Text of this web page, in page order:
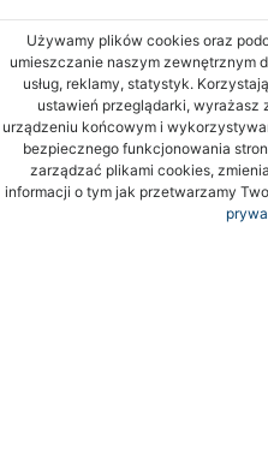
Używamy plików cookies oraz
umieszczanie naszym zewnętrznym
usług, reklamy, statystyk.
ustawień przeglądarki, wyrażasz
urządzeniu końcowym i
bezpiecznego funkcjonowania
zarządzać plikami cookies,
informacji o tym jak przetwarzamy